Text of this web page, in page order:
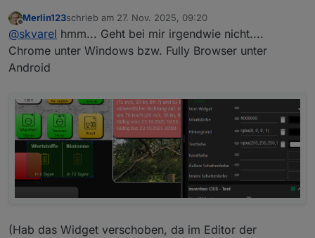
@skvarel
Kann ich eigentlich die Textfarbe und die
Hintergrundfarbe ändern? Im Widget bringt eine
Hintergrund- und Textfarbe klappt im Widget:
Offline
Merlin123schrieb am 27. Nov. 2025, 09:20
zuletzt editiert von
@skvarel hmm... Geht bei mir irgendwie nicht....
Chrome unter Windows bzw. Fully Browser unter
Android
(Hab das Widget verschoben, da im Editor der